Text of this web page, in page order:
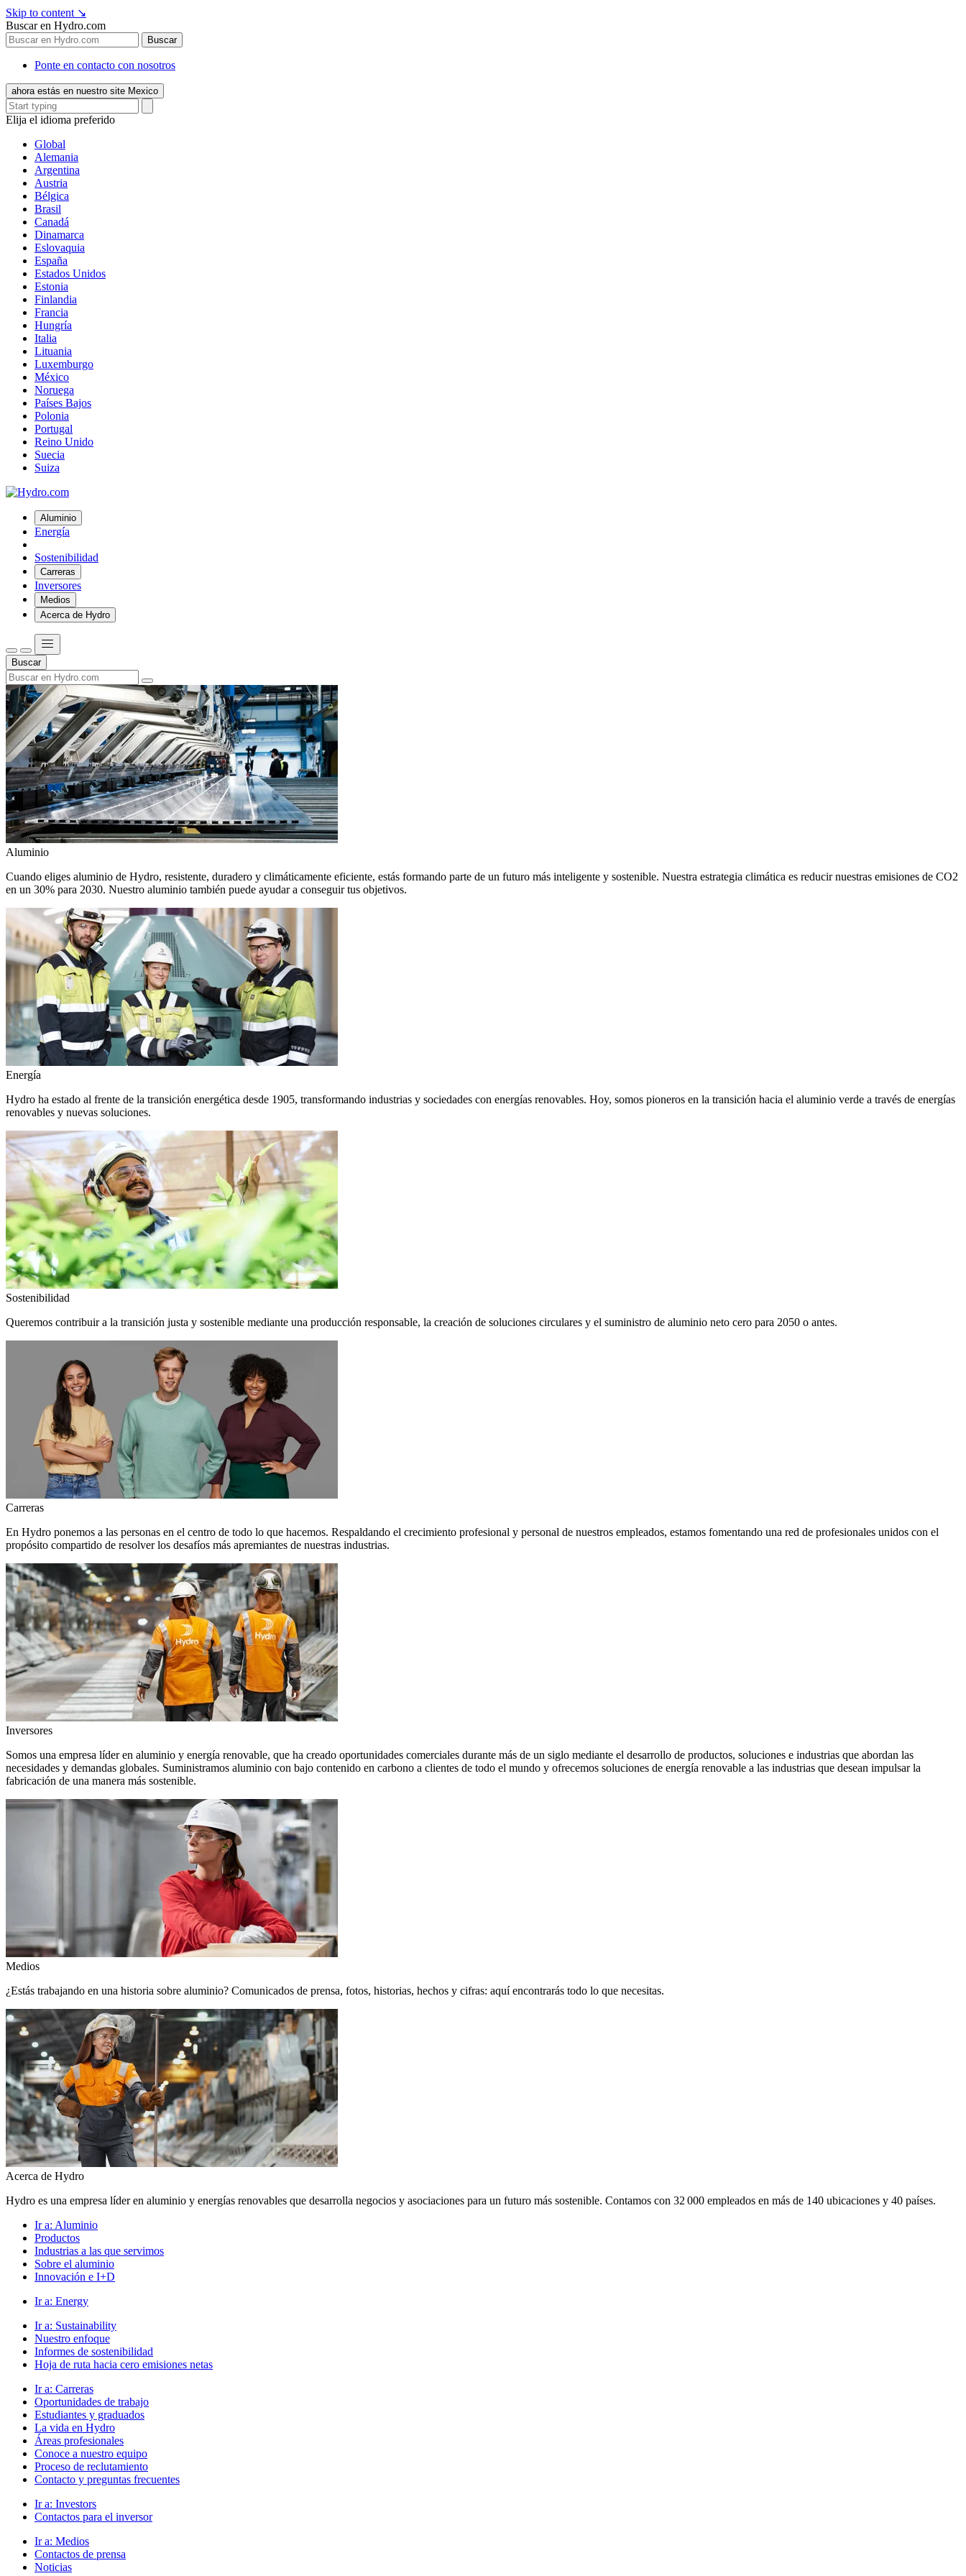
Skip to content ↘
Buscar en Hydro.com
Buscar
Ponte en contacto con nosotros
ahora estás en nuestro site Mexico
Elija el idioma preferido
Global
Alemania
Argentina
Austria
Bélgica
Brasil
Canadá
Dinamarca
Eslovaquia
España
Estados Unidos
Estonia
Finlandia
Francia
Hungría
Italia
Lituania
Luxemburgo
México
Noruega
Países Bajos
Polonia
Portugal
Reino Unido
Suecia
Suiza
Aluminio
Energía
Sostenibilidad
Carreras
Inversores
Medios
Acerca de Hydro
Buscar
Aluminio
Cuando eliges aluminio de Hydro, resistente, duradero y climáticamente eficiente, estás formando parte de un futuro más inteligente y sostenible. Nuestra estrategia climática es reducir nuestras emisiones de CO2
en un 30% para 2030. Nuestro aluminio también puede ayudar a conseguir tus objetivos.
Energía
Hydro ha estado al frente de la transición energética desde 1905, transformando industrias y sociedades con energías renovables. Hoy, somos pioneros en la transición hacia el aluminio verde a través de energías
renovables y nuevas soluciones.
Sostenibilidad
Queremos contribuir a la transición justa y sostenible mediante una producción responsable, la creación de soluciones circulares y el suministro de aluminio neto cero para 2050 o antes.
Carreras
En Hydro ponemos a las personas en el centro de todo lo que hacemos. Respaldando el crecimiento profesional y personal de nuestros empleados, estamos fomentando una red de profesionales unidos con el
propósito compartido de resolver los desafíos más apremiantes de nuestras industrias.
Inversores
Somos una empresa líder en aluminio y energía renovable, que ha creado oportunidades comerciales durante más de un siglo mediante el desarrollo de productos, soluciones e industrias que abordan las
necesidades y demandas globales. Suministramos aluminio con bajo contenido en carbono a clientes de todo el mundo y ofrecemos soluciones de energía renovable a las industrias que desean impulsar la
fabricación de una manera más sostenible.
Medios
¿Estás trabajando en una historia sobre aluminio? Comunicados de prensa, fotos, historias, hechos y cifras: aquí encontrarás todo lo que necesitas.
Acerca de Hydro
Hydro es una empresa líder en aluminio y energías renovables que desarrolla negocios y asociaciones para un futuro más sostenible. Contamos con 32 000 empleados en más de 140 ubicaciones y 40 países.
Ir a: Aluminio
Productos
Industrias a las que servimos
Sobre el aluminio
Innovación e I+D
Ir a: Energy
Ir a: Sustainability
Nuestro enfoque
Informes de sostenibilidad
Hoja de ruta hacia cero emisiones netas
Ir a: Carreras
Oportunidades de trabajo
Estudiantes y graduados
La vida en Hydro
Áreas profesionales
Conoce a nuestro equipo
Proceso de reclutamiento
Contacto y preguntas frecuentes
Ir a: Investors
Contactos para el inversor
Ir a: Medios
Contactos de prensa
Noticias